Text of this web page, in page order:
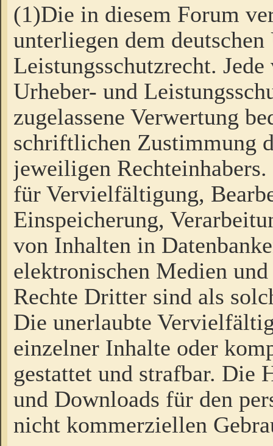
(1)Die in diesem Forum
unterliegen dem
Leistungsschutzrecht.
Urheber- und
zugelassene Verwertung
schriftlichen Zustimmung
jeweiligen
für Vervielfältigung,
Einspeicherung,
von Inhalten in
elektronischen Medien
Rechte Dritter sind als
Die unerlaubte
einzelner Inhalte oder
gestattet und strafbar. Die
und Downloads für den
nicht kommerziellen